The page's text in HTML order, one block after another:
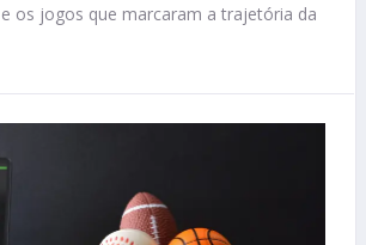
os jogos que marcaram a trajetória da